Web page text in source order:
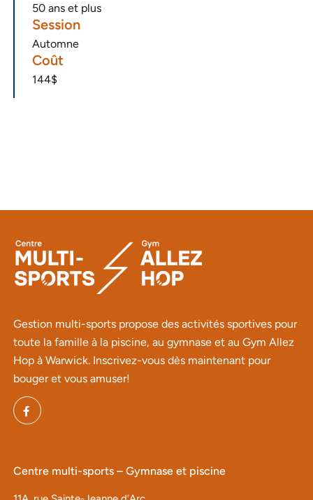
50 ans et plus
Session
Automne
Coût
144$
Gestion multi-sports propose des activités sportives pour
toute la famille à la piscine, au gymnase et au Gym Allez
Hop à Warwick. Inscrivez-vous dès maintenant pour
bouger et vous amuser!
Centre multi-sports – Gymnase et piscine